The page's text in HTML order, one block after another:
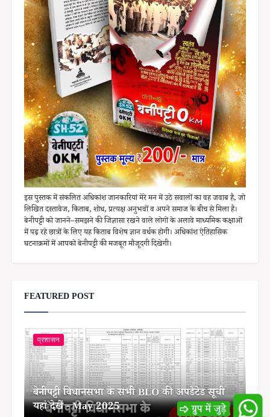
इस पुस्तक में संकलित अधिकांश जानकारियां मेरे मन में उठे सवालों का वह जवाब है, जो
लिखित दस्तावेज, किताब, शोध, प्रत्यक्ष अनुभवों व अपने समाज के बीच से मिला है।
बेनीपट्टी को जानने–समझने की जिज्ञासा रखने वाले लोगों के अलावे माध्यमिक कक्षाओं
में पढ़ रहे छात्रों के लिए यह किताब विशेष ज्ञान वर्धक होगी। अधिकांश ऐतिहासिक
घटनाक्रमों में आपको बेनीपट्टी की मजबूत मौजूदगी दिखेगी।
FEATURED POST
प्रशासन
बेनीपट्टी विधानसभा के सभी BLO की अपडेटेड सूची
यहां देखें - May 2025